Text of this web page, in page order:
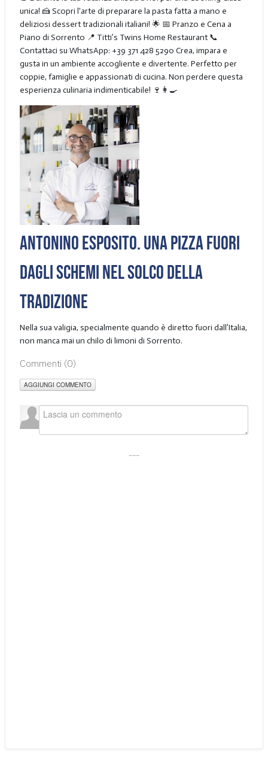
unica! 🍰 Scopri l'arte di preparare la pasta fatta a mano e
deliziosi dessert tradizionali italiani! 🌟 📅 Pranzo e Cena a
Piano di Sorrento 📍 Titti’s Twins Home Restaurant 📞
Contattaci su WhatsApp: +39 371 428 5290 Crea, impara e
gusta in un ambiente accogliente e divertente. Perfetto per
coppie, famiglie e appassionati di cucina. Non perdere questa
esperienza culinaria indimenticabile! 🍷👩‍🍳
Antonino Esposito. Una pizza fuori
dagli schemi nel solco della
tradizione
Nella sua valigia, specialmente quando è diretto fuori dall’Italia,
non manca mai un chilo di limoni di Sorrento.
Commenti (0)
AGGIUNGI COMMENTO